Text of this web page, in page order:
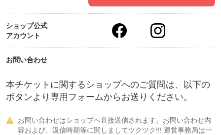
ショップ公式
アカウント
お問い合わせ
本チケットに関するショップへのご質問は、以下の
ボタンより専用フォームからお送りください。

お問い合わせはショップへ直接送信されます。お問い合わせ内
容および、返信時期等に関しましてツクツク!!! 運営事務局は一